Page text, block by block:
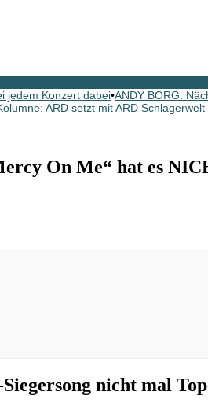
jedem Konzert dabei•ANDY BORG:
ARD setzt mit ARD
On Me“ hat es
nicht mal